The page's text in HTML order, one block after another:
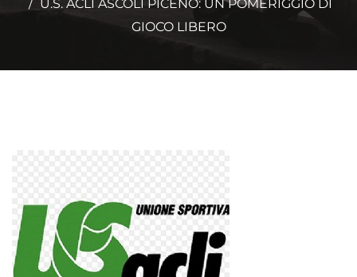
U.S. ACLI ASCOLI PICENO: UN POMERIGGIO DI
GIOCO LIBERO